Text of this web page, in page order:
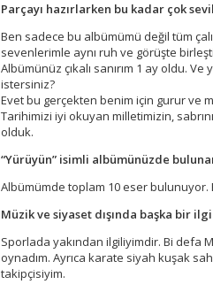
Parçayı hazırlarken bu kadar çok
Ben sadece bu albümümü değil tüm
sevenlerimle aynı ruh ve görüşte
Albümünüz çıkalı sanırım 1 ay oldu.
istersiniz?
Evet bu gerçekten benim için gurur ve
Tarihimizi iyi okuyan milletimizin,
olduk.
“Yürüyün” isimli albümünüzde
Albümümde toplam 10 eser
Müzik ve siyaset dışında başka bir ilgi
Sporlada yakından ilgiliyimdir. Bi defa
oynadım. Ayrıca karate siyah kuşak
takipçisiyim.